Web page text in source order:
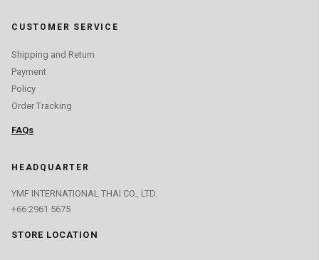
CUSTOMER SERVICE
Shipping and Return
Payment
Policy
Order Tracking
FAQs
HEADQUARTER
YMF INTERNATIONAL THAI CO., LTD.
+66 2961 5675
STORE LOCATION